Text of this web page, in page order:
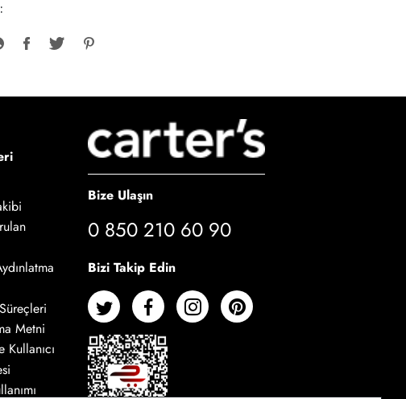
Metni
Bize Ulaşın
0 850 210 60 90
Bizi Takip Edin